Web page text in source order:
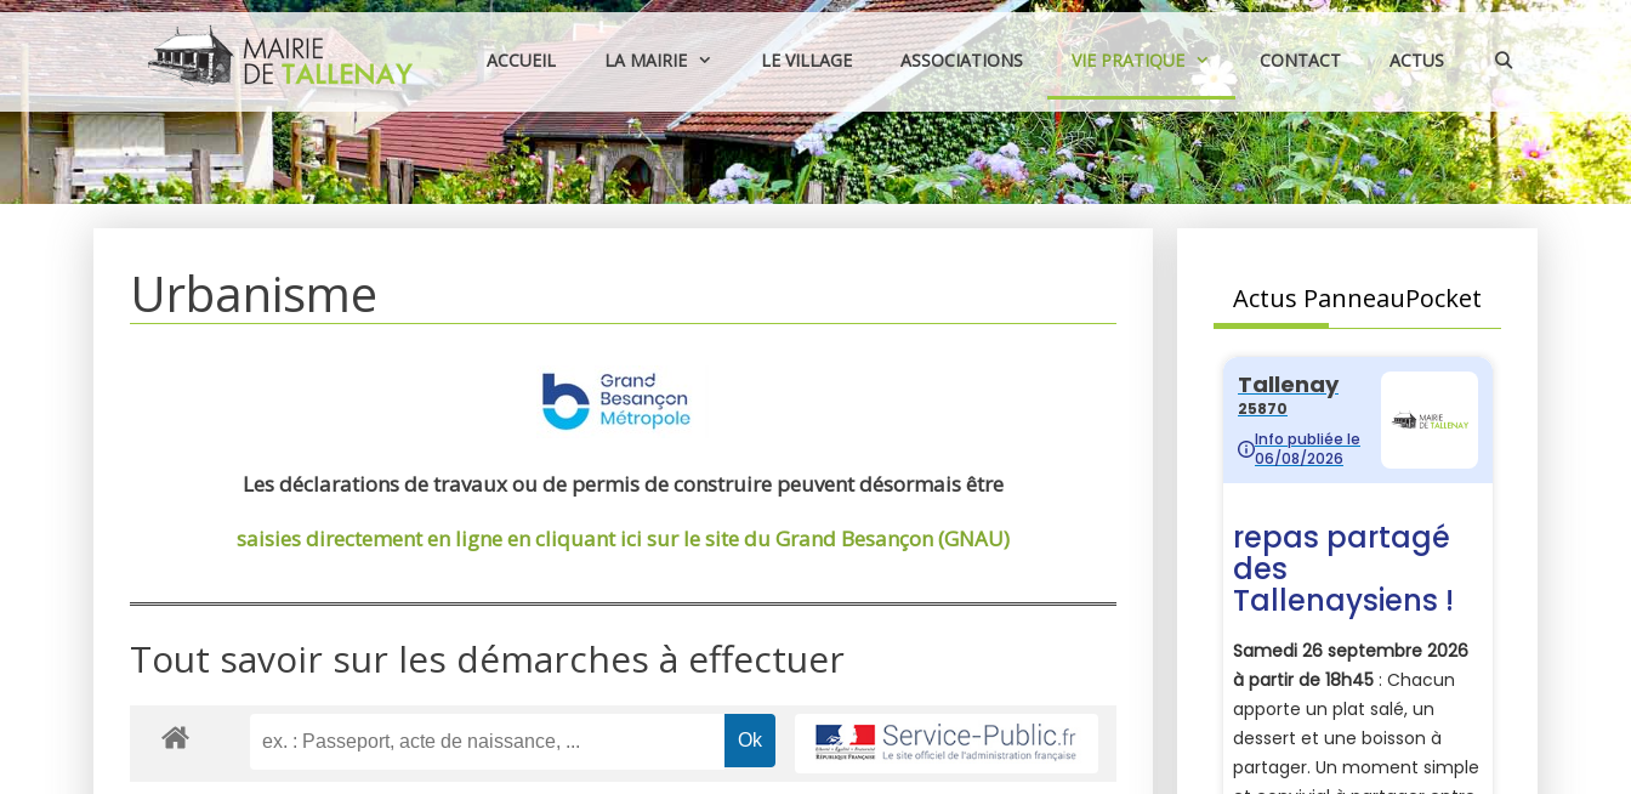
Aller
au
contenu
ACCUEIL LA MAIRIE LE VILLAGE ASSOCIATIONS VIE PRATIQUE CONTACT ACTUS
Urbanisme
Les déclarations de travaux ou de permis de construire peuvent désormais être
saisies directement en ligneen cliquant ici sur le site du Grand Besançon (GNAU)
Tout savoir sur les démarches à effectuer
Actus PanneauPocket